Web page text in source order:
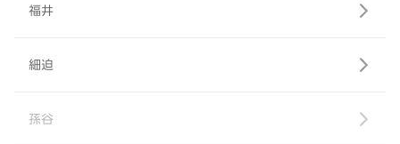
福井
細迫
孫谷